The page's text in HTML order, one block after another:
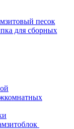
песок
для сборных